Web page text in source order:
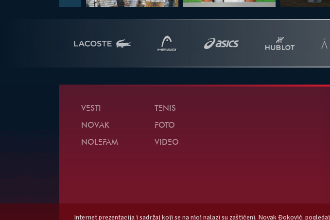
VESTI
NOVAK
NOLEFAM
TENIS
FOTO
VIDEO
Internet prezentacija i sadržaj koji se na njoj nalazi su zaštićeni. Novak Đoković, pogledaj